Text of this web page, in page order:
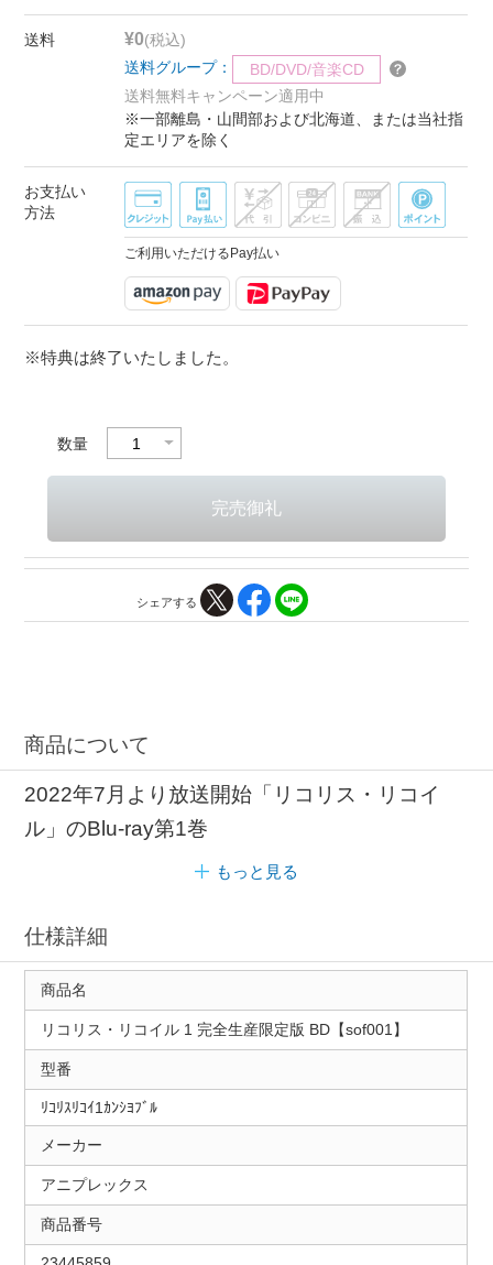
送料 ¥0(税込)
送料グループ：
BD/DVD/音楽CD
送料無料キャンペーン適用中
※一部離島・山間部および北海道、または当社指
定エリアを除く
お支払い
方法
ご利用いただけるPay払い
※特典は終了いたしました。
数量
シェアする
商品について
2022年7月より放送開始「リコリス・リコイ
ル」のBlu-ray第1巻
もっと見る
仕様詳細
商品名
リコリス・リコイル 1 完全生産限定版 BD【sof001】
型番
ﾘｺﾘｽﾘｺｲ1ｶﾝｼﾖﾌﾞﾙ
メーカー
アニプレックス
商品番号